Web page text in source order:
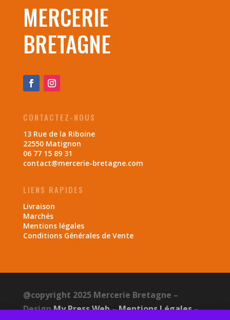
MERCERIE
BRETAGNE
CONTACTEZ-NOUS
13 Rue de la Riboine
22550 Matignon
06 77 15 89 31
contact@mercerie-bretagne.com
LIENS RAPIDES
Livraison
Marchés
Mentions légales
Conditions Générales de Vente
@copyright 2025 Mercerie Bretagne –
DesignMy Press Web–Mentions Légales–